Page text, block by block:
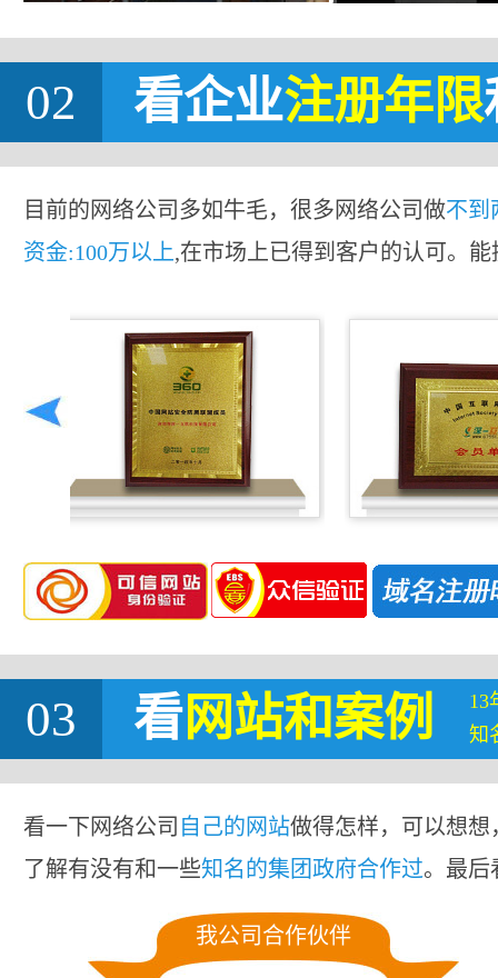
02 看企业注册年限
目前的网络公司多如牛毛，很多网络公司做不到
资金:100万以上,在市场上已得到客户的认可。
03 看网站和案例
13
知
看一下网络公司 自己的网站做得怎样，可以想
了解有没有和一些知名的集团政府合作过。最后
我公司合作伙伴